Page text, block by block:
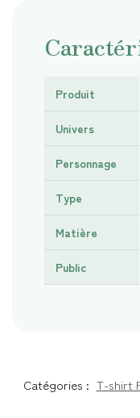
Produit
Univers
Personnage
Type
Matière
Public
Catégories : T-shirt